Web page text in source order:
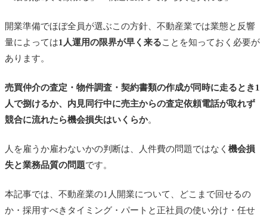
開業準備でほぼ全員が選ぶこの方針、不動産業では業態と反響
量によっては1人運用の限界が早く来ることを知っておく必要が
あります。
売買仲介の査定・物件調査・契約書類の作成が同時に走るとき1
人で捌けるか、内見同行中に売主からの査定依頼電話が取れず
競合に流れたら機会損失はいくらか。
人を雇うか雇わないかの判断は、人件費の問題ではなく 機会損
失と業務品質の問題です。
本記事では、不動産業の1人開業について、どこまで回せるの
か・採用すべきタイミング・パートと正社員の使い分け・任せ